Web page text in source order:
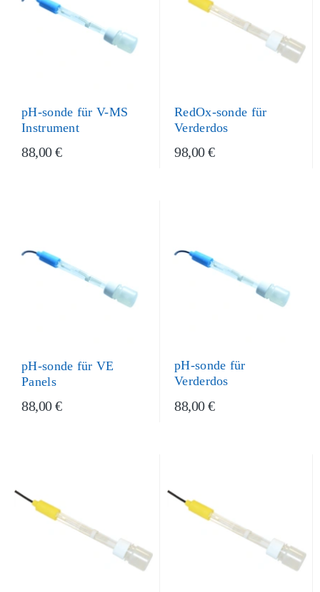
pH-sonde für V-MS
Instrument
88,00 €
RedOx-sonde für
Verderdos
98,00 €
pH-sonde für VE
Panels
88,00 €
pH-sonde für
Verderdos
88,00 €